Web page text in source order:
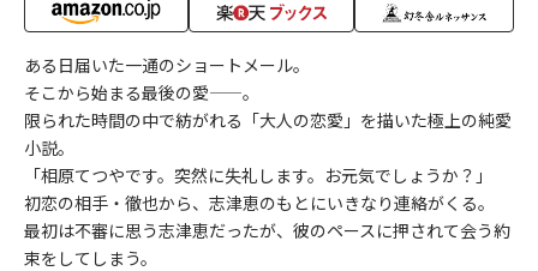
ある日届いた一通のショートメール。
そこから始まる最後の愛——。
限られた時間の中で紡がれる「大人の恋愛」を描いた極上の純愛
小説。
「相原てつやです。突然に失礼します。お元気でしょうか？」
初恋の相手・徹也から、志津恵のもとにいきなり連絡がくる。
最初は不審に思う志津恵だったが、彼のペースに押されて会う約
束をしてしまう。